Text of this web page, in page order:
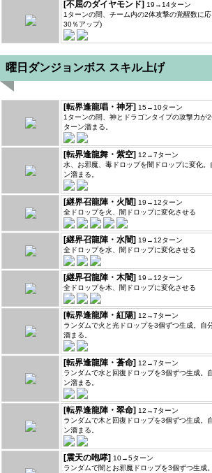
[不屈のダイヤモンド] 19→14ターン
1ターンの間、チーム内の2体攻撃の覚醒数に
30％アップ)
曜日ダンジョンボス スキル上げ
[転界逢龍唱・神牙] 15→10ターン
1ターンの間、神とドラゴンタイプの攻撃力が
ターン溜まる。
[転界逢龍舞・紫空] 12→7ターン
水、お邪魔、毒ドロップを闇ドロップに変化
ン溜まる。
[継界召龍陣・火闇] 19→12ターン
全ドロップを火、闇ドロップに変化させる
[継界召龍陣・水闇] 19→12ターン
全ドロップを水、闇ドロップに変化させる
[継界召龍陣・木闇] 19→12ターン
全ドロップを木、闇ドロップに変化させる
[転界逢龍陣・紅陽] 12→7ターン
ランダムで火と光ドロップを3個ずつ生成。自
溜まる。
[転界逢龍陣・蒼命] 12→7ターン
ランダムで水と回復ドロップを3個ずつ生成。
ン溜まる。
[転界逢龍陣・翠命] 12→7ターン
ランダムで木と回復ドロップを3個ずつ生成。
ン溜まる。
[震天の咆哮] 10→5ターン
ランダムで闇とお邪魔ドロップを3個ずつ生成